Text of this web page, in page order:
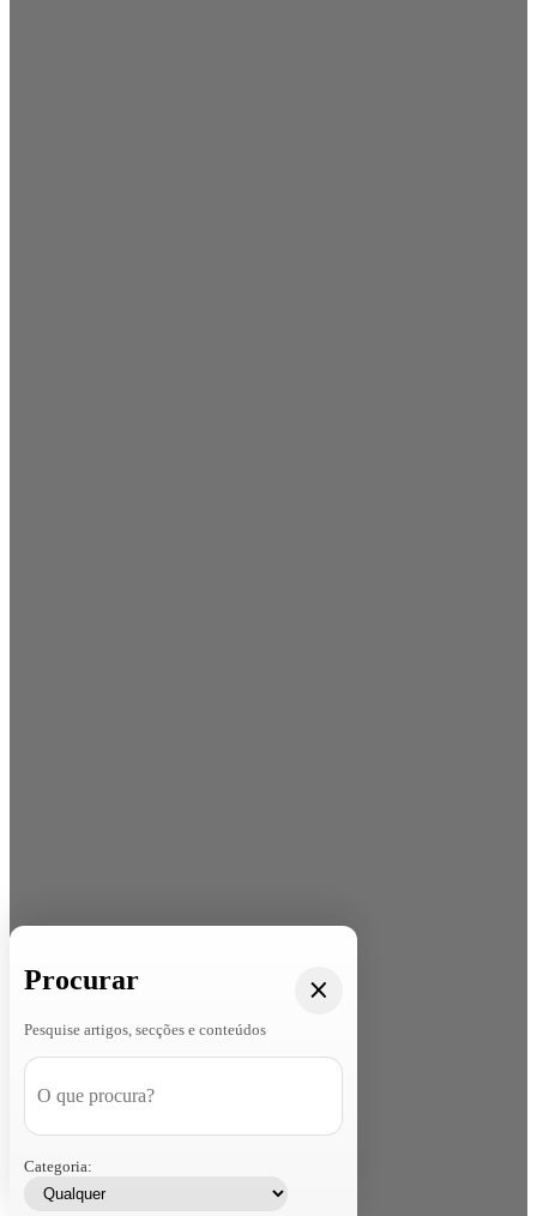
Procurar
Pesquise artigos, secções e conteúdos
Categoria: